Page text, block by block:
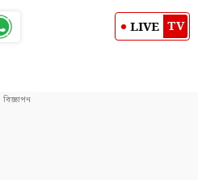
LIVE TV